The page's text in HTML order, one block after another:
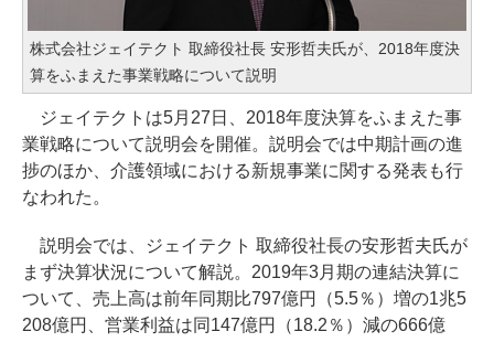
株式会社ジェイテクト 取締役社長 安形哲夫氏が、2018年度決
算をふまえた事業戦略について説明
ジェイテクトは5月27日、2018年度決算をふまえた事
業戦略について説明会を開催。説明会では中期計画の進
捗のほか、介護領域における新規事業に関する発表も行
なわれた。
説明会では、ジェイテクト 取締役社長の安形哲夫氏が
まず決算状況について解説。2019年3月期の連結決算に
ついて、売上高は前年同期比797億円（5.5％）増の1兆5
208億円、営業利益は同147億円（18.2％）減の666億